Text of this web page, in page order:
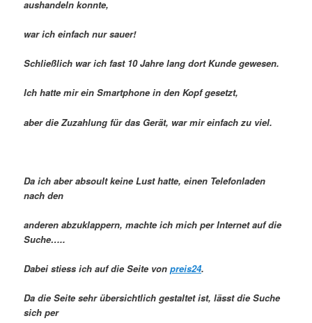
aushandeln konnte,
war ich einfach nur sauer!
Schließlich war ich fast 10 Jahre lang dort Kunde gewesen.
Ich hatte mir ein Smartphone in den Kopf gesetzt,
aber die Zuzahlung für das Gerät, war mir einfach zu viel.
Da ich aber absoult keine Lust hatte, einen Telefonladen
nach den
anderen abzuklappern, machte ich mich per Internet auf die
Suche…..
Dabei stiess ich auf die Seite vonpreis24.
Da die Seite sehr übersichtlich gestaltet ist, lässt die Suche
sich per